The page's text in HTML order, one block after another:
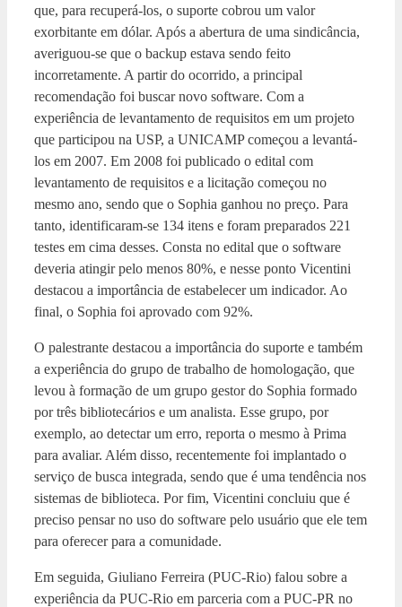
que, para recuperá-los, o suporte cobrou um valor
exorbitante em dólar. Após a abertura de uma sindicância,
averiguou-se que o backup estava sendo feito
incorretamente. A partir do ocorrido, a principal
recomendação foi buscar novo software. Com a
experiência de levantamento de requisitos em um projeto
que participou na USP, a UNICAMP começou a levantá-
los em 2007. Em 2008 foi publicado o edital com
levantamento de requisitos e a licitação começou no
mesmo ano, sendo que o Sophia ganhou no preço. Para
tanto, identificaram-se 134 itens e foram preparados 221
testes em cima desses. Consta no edital que o software
deveria atingir pelo menos 80%, e nesse ponto Vicentini
destacou a importância de estabelecer um indicador. Ao
final, o Sophia foi aprovado com 92%.
O palestrante destacou a importância do suporte e também
a experiência do grupo de trabalho de homologação, que
levou à formação de um grupo gestor do Sophia formado
por três bibliotecários e um analista. Esse grupo, por
exemplo, ao detectar um erro, reporta o mesmo à Prima
para avaliar. Além disso, recentemente foi implantado o
serviço de busca integrada, sendo que é uma tendência nos
sistemas de biblioteca. Por fim, Vicentini concluiu que é
preciso pensar no uso do software pelo usuário que ele tem
para oferecer para a comunidade.
Em seguida, Giuliano Ferreira (PUC-Rio) falou sobre a
experiência da PUC-Rio em parceria com a PUC-PR no